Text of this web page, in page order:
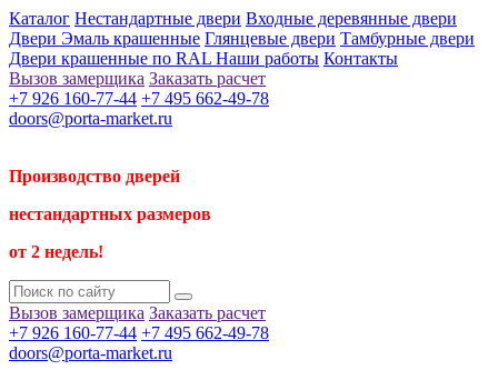
Каталог Нестандартные двери Входные деревянные двери
Двери Эмаль крашенные Глянцевые двери Тамбурные двери
Двери крашенные по RAL Наши работы Контакты
Вызов замерщика Заказать расчет
+7 926 160-77-44 +7 495 662-49-78
doors@porta-market.ru
Производство дверей
нестандартных размеров
от 2 недель!
Вызов замерщика Заказать расчет
+7 926 160-77-44 +7 495 662-49-78
doors@porta-market.ru